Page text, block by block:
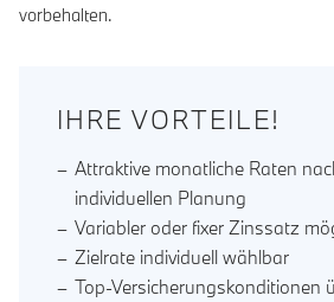
vorbehalten.
IHRE VORTEILE!
Attraktive monatliche Raten
individuellen Planung
Variabler oder fixer Zinssatz
Zielrate individuell wählbar
Top-Versicherungskonditionen